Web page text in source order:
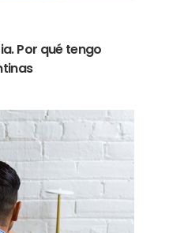
Por qué tengo